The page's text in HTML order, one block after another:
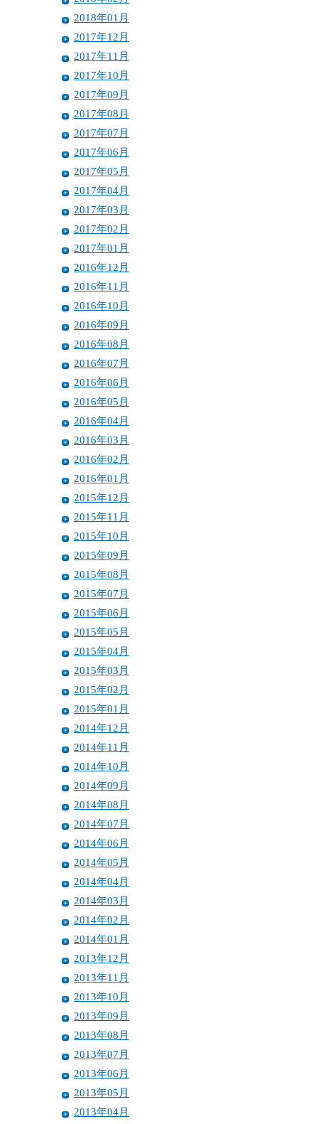
2018年01月
2017年12月
2017年11月
2017年10月
2017年09月
2017年08月
2017年07月
2017年06月
2017年05月
2017年04月
2017年03月
2017年02月
2017年01月
2016年12月
2016年11月
2016年10月
2016年09月
2016年08月
2016年07月
2016年06月
2016年05月
2016年04月
2016年03月
2016年02月
2016年01月
2015年12月
2015年11月
2015年10月
2015年09月
2015年08月
2015年07月
2015年06月
2015年05月
2015年04月
2015年03月
2015年02月
2015年01月
2014年12月
2014年11月
2014年10月
2014年09月
2014年08月
2014年07月
2014年06月
2014年05月
2014年04月
2014年03月
2014年02月
2014年01月
2013年12月
2013年11月
2013年10月
2013年09月
2013年08月
2013年07月
2013年06月
2013年05月
2013年04月